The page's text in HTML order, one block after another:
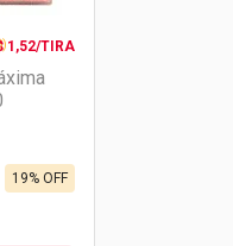
1,52/TIRA
19% OFF